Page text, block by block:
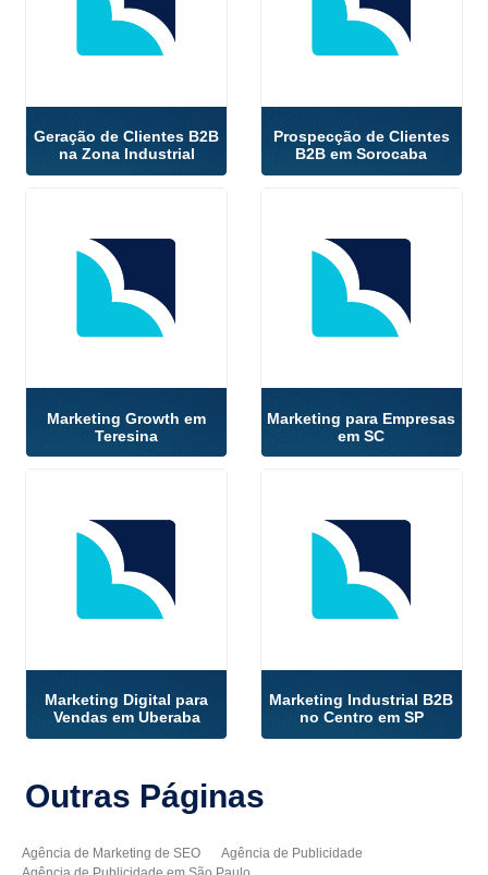
Geração de Clientes B2B
na Zona Industrial
Prospecção de Clientes
B2B em Sorocaba
Marketing Growth em
Teresina
Marketing para Empresas
em SC
Marketing Digital para
Vendas em Uberaba
Marketing Industrial B2B
no Centro em SP
Outras Páginas
Agência de Marketing de SEO
Agência de Publicidade